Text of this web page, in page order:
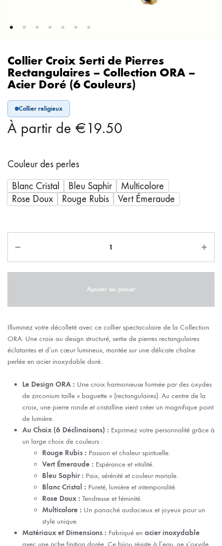
Collier Croix Serti de Pierres
Rectangulaires – Collection ORA –
Acier Doré (6 Couleurs)
Collier religieux
À partir de €19.50
Couleur des perles
Blanc Cristal
Bleu Saphir
Multicolore
Rose Doux
Rouge Rubis Vert Émeraude
Ajouter au panier
Illuminez votre décolleté avec ce collier spectaculaire de la Collection
ORA. Une croix au design structuré, sertie de pierres rectangulaires
éclatantes et d’un cœur lumineux, montée sur une délicate chaîne
perlée en acier inoxydable doré.
Le Design ORA : Une croix harmonieuse formée par des oxydes
de zirconium taille « baguette » (rectangulaires). Au centre de la
croix, une pierre ronde et cristalline vient créer un magnifique point
de lumière.
Au Choix (6 Déclinaisons) : Exprimez votre personnalité grâce à
un large choix de couleurs :
Rouge Rubis : Passion et chaleur spirituelle.
Vert Émeraude : Espérance et vitalité.
Bleu Saphir : Paix, sérénité et couleur mariale.
Blanc Cristal : Pureté, lumière et intemporalité.
Rose Doux : Tendresse et féminité.
Multicolore : Un panaché audacieux et joyeux pour un
style unique.
Matériaux et Dimensions : Fabriqué en acier inoxydable
avec une riche finition dorée. Ce bijou résiste à l’eau, ne s’oxyde